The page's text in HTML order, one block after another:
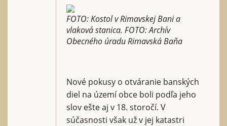
FOTO: Kostol v Rimavskej Bani a
vlaková stanica. FOTO: Archív
Obecného úradu Rimavská Baňa
Nové pokusy o otváranie banských
diel na území obce boli podľa jeho
slov ešte aj v 18. storočí. V
súčasnosti však už v jej katastri